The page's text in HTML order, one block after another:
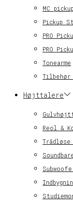
MC
Pickup
PRO
PRO
Tonearme
Højttalere
Reol &